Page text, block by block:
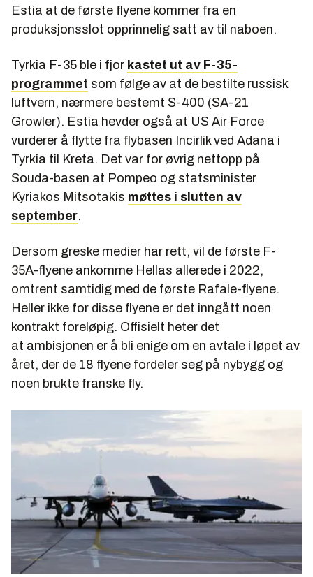
Estia at de første flyene kommer fra en
produksjonsslot opprinnelig satt av til naboen.
Tyrkia F-35 ble i fjor kastet ut av F-35-
programmet som følge av at de bestilte russisk
luftvern, nærmere bestemt S-400 (SA-21
Growler). Estia hevder også at US Air Force
vurderer å flytte fra flybasen Incirlik ved Adana i
Tyrkia til Kreta. Det var for øvrig nettopp på
Souda-basen at Pompeo og statsminister
Kyriakos Mitsotakis møttes i slutten av
september.
Dersom greske medier har rett, vil de første F-
35A-flyene ankomme Hellas allerede i 2022,
omtrent samtidig med de første Rafale-flyene.
Heller ikke for disse flyene er det inngått noen
kontrakt foreløpig. Offisielt heter det
at ambisjonen er å bli enige om en avtale i løpet av
året, der de 18 flyene fordeler seg på nybygg og
noen brukte franske fly.